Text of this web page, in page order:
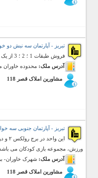
تبریز - آپارتمان سه نبش دو خواب به متراژ
فروش طبقات 1 ؛ 2 ؛ 3 از یک ساختمان نوساز چهار طبقه ؛ بسیار لوکس و دارای نور گیری از سه جهت
آدرس ملک: محدوده خاوران
مشاورین املاک قصر 118
تبریز - آپارتمان جنوبی سه خواب به متراژ
ورزش، مجموعه بازی کودکان می
آدرس ملک: شهرک خاوران- بر ۳۵
مشاورین املاک قصر 118